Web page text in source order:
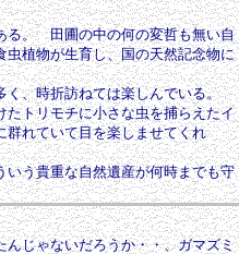
る。 田圃の中の何の変哲も無い自
植物が生育し、国の天然記念物に
、時折訪ねては楽しんでいる。
トリモチに小さな虫を捕らえたイ
群れていて目を楽しませてくれ
う貴重な自然遺産が何時までも守
じゃないだろうか・・、ガマズミ